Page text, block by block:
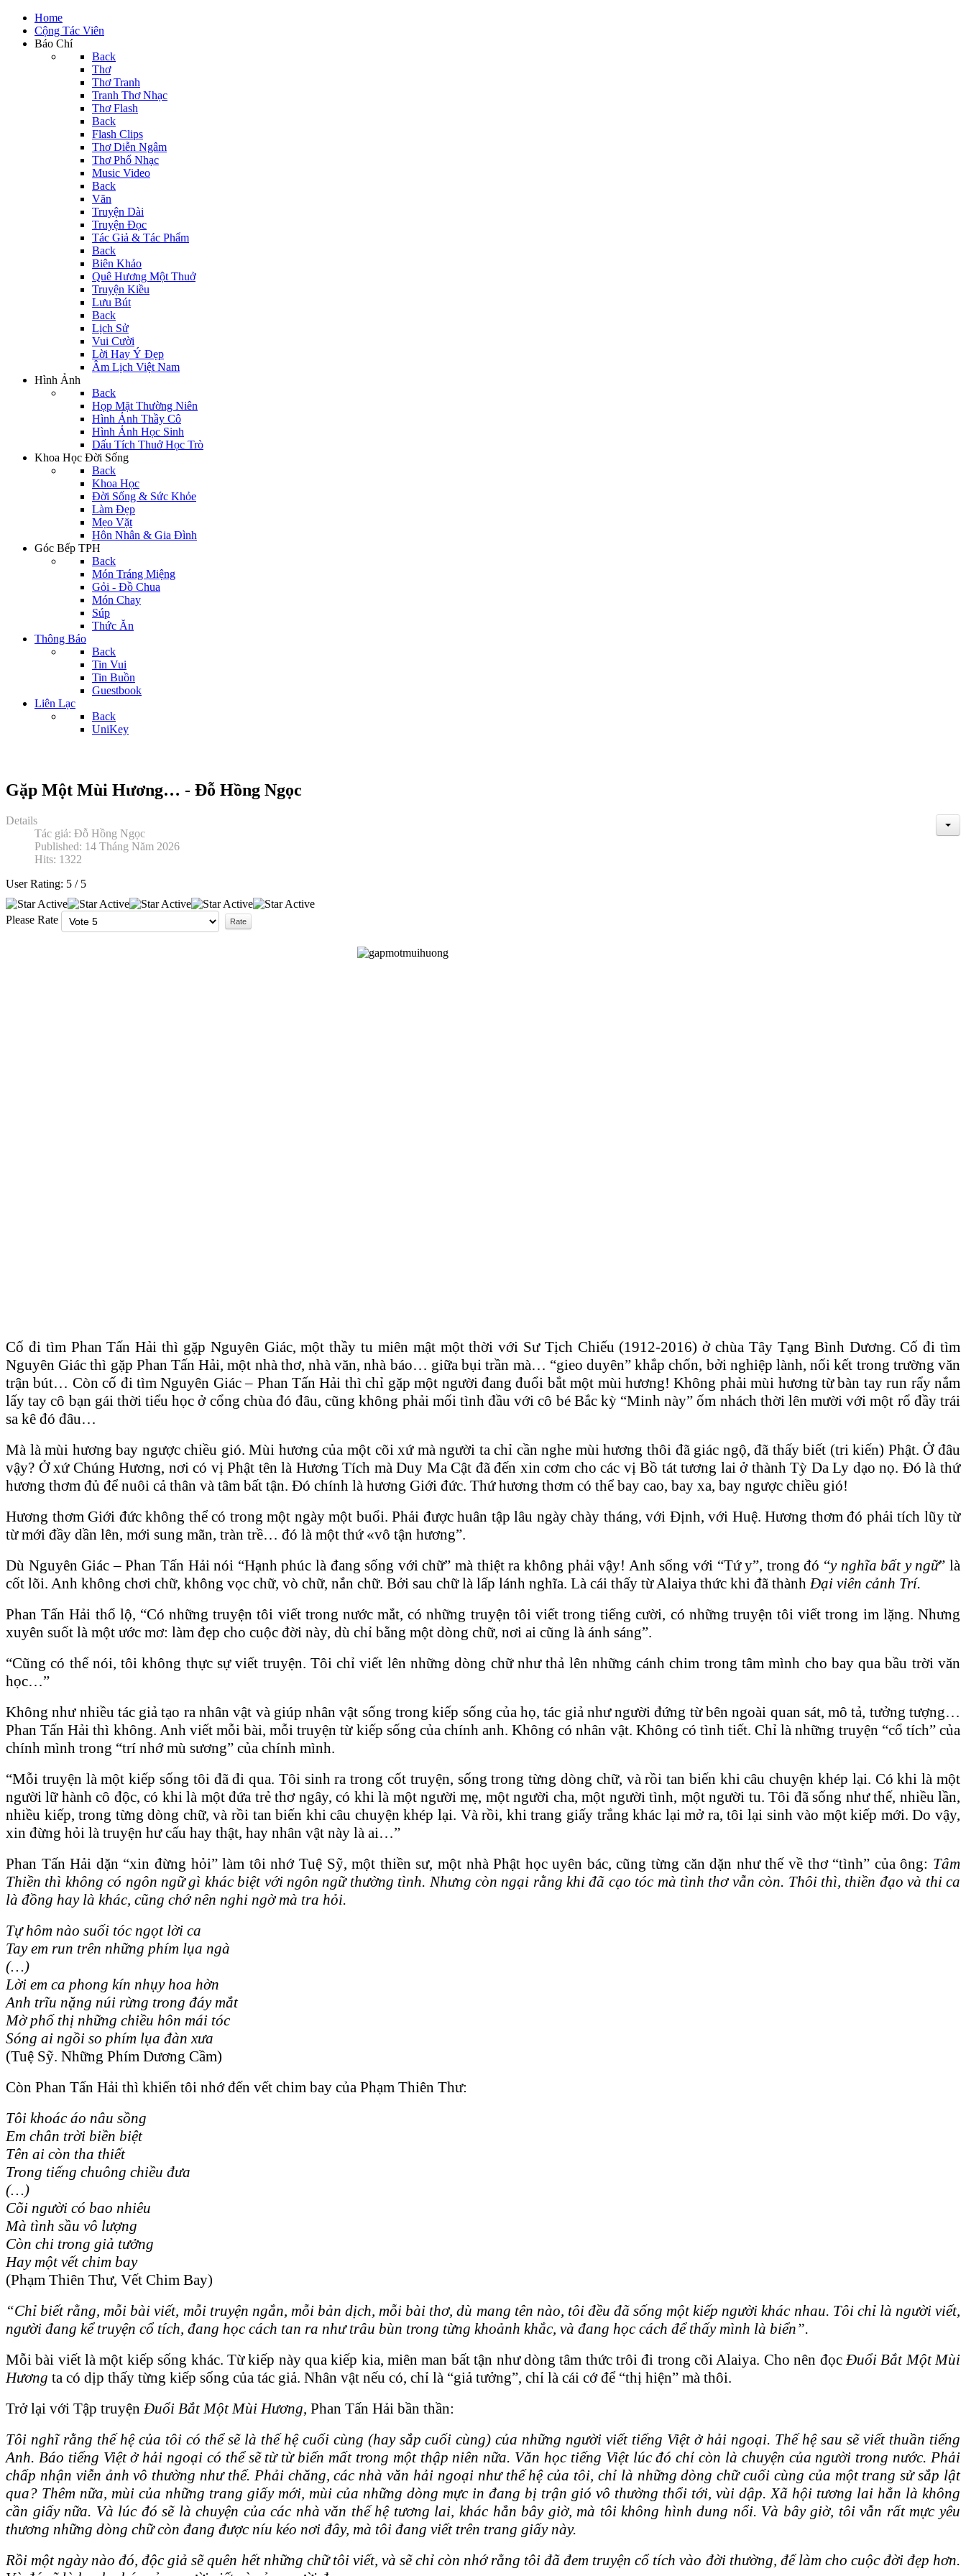
Home
Cộng Tác Viên
Báo Chí
Back
Thơ
Thơ Tranh
Tranh Thơ Nhạc
Thơ Flash
Back
Flash Clips
Thơ Diễn Ngâm
Thơ Phổ Nhạc
Music Video
Back
Văn
Truyện Dài
Truyện Đọc
Tác Giả & Tác Phẩm
Back
Biên Khảo
Quê Hương Một Thuở
Truyện Kiều
Lưu Bút
Back
Lịch Sử
Vui Cười
Lời Hay Ý Đẹp
Âm Lịch Việt Nam
Hình Ảnh
Back
Họp Mặt Thường Niên
Hình Ảnh Thầy Cô
Hình Ảnh Học Sinh
Dấu Tích Thuở Học Trò
Khoa Học Đời Sống
Back
Khoa Học
Đời Sống & Sức Khỏe
Làm Đẹp
Mẹo Vặt
Hôn Nhân & Gia Đình
Góc Bếp TPH
Back
Món Tráng Miệng
Gỏi - Đồ Chua
Món Chay
Súp
Thức Ăn
Thông Báo
Back
Tin Vui
Tin Buồn
Guestbook
Liên Lạc
Back
UniKey
Gặp Một Mùi Hương… - Đỗ Hồng Ngọc
Details
Tác giả: Đỗ Hồng Ngọc
Published: 14 Tháng Năm 2026
Hits: 1322
User Rating: 5 / 5
Please Rate
Cố đi tìm Phan Tấn Hải thì gặp Nguyên Giác, một thầy tu miên mật một thời với Sư Tịch Chiếu (1912-2016) ở chùa Tây Tạng Bình Dương. Cố đi tìm
Nguyên Giác thì gặp Phan Tấn Hải, một nhà thơ, nhà văn, nhà báo… giữa bụi trần mà… “gieo duyên” khắp chốn, bởi nghiệp lành, nối kết trong trường văn
trận bút… Còn cố đi tìm Nguyên Giác – Phan Tấn Hải thì chỉ gặp một người đang đuổi bắt một mùi hương! Không phải mùi hương từ bàn tay run rẩy nắm
lấy tay cô bạn gái thời tiểu học ở cổng chùa đó đâu, cũng không phải mối tình đầu với cô bé Bắc kỳ “Minh này” ốm nhách thời lên mười với một rổ đầy trái
sa kê đó đâu…
Mà là mùi hương bay ngược chiều gió. Mùi hương của một cõi xứ mà người ta chỉ cần nghe mùi hương thôi đã giác ngộ, đã thấy biết (tri kiến) Phật. Ở đâu
vậy? Ở xứ Chúng Hương, nơi có vị Phật tên là Hương Tích mà Duy Ma Cật đã đến xin cơm cho các vị Bồ tát tương lai ở thành Tỳ Da Ly dạo nọ. Đó là thứ
hương thơm đủ để nuôi cả thân và tâm bất tận. Đó chính là hương Giới đức. Thứ hương thơm có thể bay cao, bay xa, bay ngược chiều gió!
Hương thơm Giới đức không thể có trong một ngày một buổi. Phải được huân tập lâu ngày chày tháng, với Định, với Huệ. Hương thơm đó phải tích lũy từ
từ mới đầy dần lên, mới sung mãn, tràn trề… đó là một thứ «vô tận hương”.
Dù Nguyên Giác – Phan Tấn Hải nói “Hạnh phúc là đang sống với chữ” mà thiệt ra không phải vậy! Anh sống với “Tứ y”, trong đó “y nghĩa bất y ngữ” là
cốt lõi. Anh không chơi chữ, không vọc chữ, vò chữ, nắn chữ. Bởi sau chữ là lấp lánh nghĩa. Là cái thấy từ Alaiya thức khi đã thànhĐại viên cảnh Trí.
Phan Tấn Hải thổ lộ, “Có những truyện tôi viết trong nước mắt, có những truyện tôi viết trong tiếng cười, có những truyện tôi viết trong im lặng. Nhưng
xuyên suốt là một ước mơ: làm đẹp cho cuộc đời này, dù chỉ bằng một dòng chữ, nơi ai cũng là ánh sáng”.
“Cũng có thể nói, tôi không thực sự viết truyện. Tôi chỉ viết lên những dòng chữ như thả lên những cánh chim trong tâm mình cho bay qua bầu trời văn
học…”
Không như nhiều tác giả tạo ra nhân vật và giúp nhân vật sống trong kiếp sống của họ, tác giả như người đứng từ bên ngoài quan sát, mô tả, tưởng tượng…
Phan Tấn Hải thì không. Anh viết mỗi bài, mỗi truyện từ kiếp sống của chính anh. Không có nhân vật. Không có tình tiết. Chỉ là những truyện “cổ tích” của
chính mình trong “trí nhớ mù sương” của chính mình.
“Mỗi truyện là một kiếp sống tôi đã đi qua. Tôi sinh ra trong cốt truyện, sống trong từng dòng chữ, và rồi tan biến khi câu chuyện khép lại. Có khi là một
người lữ hành cô độc, có khi là một đứa trẻ thơ ngây, có khi là một người mẹ, một người cha, một người tình, một người tu. Tôi đã sống như thế, nhiều lần,
nhiều kiếp, trong từng dòng chữ, và rồi tan biến khi câu chuyện khép lại. Và rồi, khi trang giấy trắng khác lại mở ra, tôi lại sinh vào một kiếp mới. Do vậy,
xin đừng hỏi là truyện hư cấu hay thật, hay nhân vật này là ai…”
Phan Tấn Hải dặn “xin đừng hỏi” làm tôi nhớ Tuệ Sỹ, một thiền sư, một nhà Phật học uyên bác, cũng từng căn dặn như thế về thơ “tình” của ông: Tâm
Thiền thì không có ngôn ngữ gì khác biệt với ngôn ngữ thường tình. Nhưng còn ngại rằng khi đã cạo tóc mà tình thơ vẫn còn. Thôi thì, thiền đạo và thi ca
là đồng hay là khác, cũng chớ nên nghi ngờ mà tra hỏi.
Tự hôm nào suối tóc ngọt lời ca
Tay em run trên những phím lụa ngà
(…)
Lời em ca phong kín nhụy hoa hờn
Anh trĩu nặng núi rừng trong đáy mắt
Mờ phố thị những chiều hôn mái tóc
Sóng ai ngồi so phím lụa đàn xưa
(Tuệ Sỹ. Những Phím Dương Cầm)
Còn Phan Tấn Hải thì khiến tôi nhớ đến vết chim bay của Phạm Thiên Thư:
Tôi khoác áo nâu sồng
Em chân trời biền biệt
Tên ai còn tha thiết
Trong tiếng chuông chiều đưa
(…)
Cõi người có bao nhiêu
Mà tình sầu vô lượng
Còn chi trong giả tưởng
Hay một vết chim bay
(Phạm Thiên Thư, Vết Chim Bay)
“Chỉ biết rằng, mỗi bài viết, mỗi truyện ngắn, mỗi bản dịch, mỗi bài thơ, dù mang tên nào, tôi đều đã sống một kiếp người khác nhau. Tôi chỉ là người viết,
người đang kể truyện cổ tích, đang học cách tan ra như trâu bùn trong từng khoảnh khắc, và đang học cách để thấy mình là biển”.
Mỗi bài viết là một kiếp sống khác. Từ kiếp này qua kiếp kia, miên man bất tận như dòng tâm thức trôi đi trong cõi Alaiya. Cho nên đọcĐuổi Bắt Một Mùi
Hương ta có dịp thấy từng kiếp sống của tác giả. Nhân vật nếu có, chỉ là “giả tưởng”, chỉ là cái cớ để “thị hiện” mà thôi.
Trở lại với Tập truyệnĐuổi Bắt Một Mùi Hương, Phan Tấn Hải bần thần:
Tôi nghĩ rằng thế hệ của tôi có thể sẽ là thế hệ cuối cùng (hay sắp cuối cùng) của những người viết tiếng Việt ở hải ngoại. Thế hệ sau sẽ viết thuần tiếng
Anh. Báo tiếng Việt ở hải ngoại có thể sẽ từ từ biến mất trong một thập niên nữa. Văn học tiếng Việt lúc đó chỉ còn là chuyện của người trong nước. Phải
chấp nhận viễn ảnh vô thường như thế. Phải chăng, các nhà văn hải ngoại như thế hệ của tôi, chỉ là những dòng chữ cuối cùng của một trang sử sắp lật
qua? Thêm nữa, mùi của những trang giấy mới, mùi của những dòng mực in đang bị trận gió vô thường thổi tới, vùi dập. Xã hội tương lai hẳn là không
cần giấy nữa. Và lúc đó sẽ là chuyện của các nhà văn thế hệ tương lai, khác hẳn bây giờ, mà tôi không hình dung nổi. Và bây giờ, tôi vẫn rất mực yêu
thương những dòng chữ còn đang được níu kéo nơi đây, mà tôi đang viết trên trang giấy này.
Rồi một ngày nào đó, độc giả sẽ quên hết những chữ tôi viết, và sẽ chỉ còn nhớ rằng tôi đã đem truyện cổ tích vào đời thường, để làm cho cuộc đời đẹp hơn.